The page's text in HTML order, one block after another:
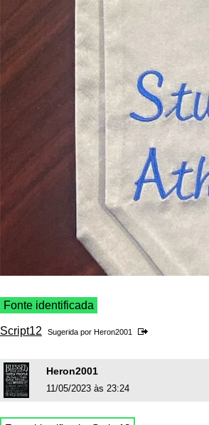
Fonte identificada
Script12 Sugerida por Heron2001
Heron2001
11/05/2023 às 23:24